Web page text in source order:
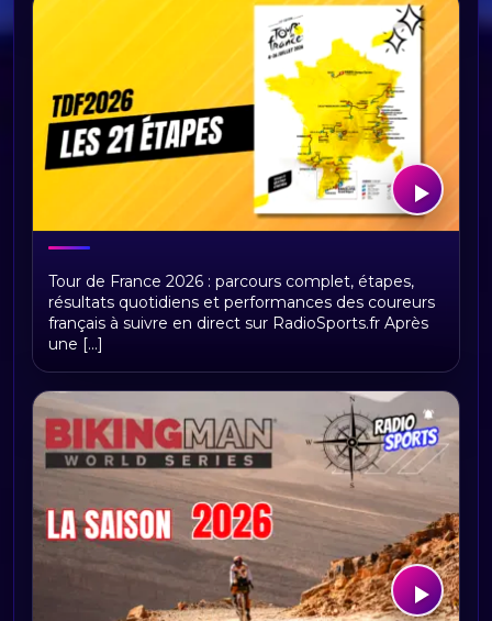
Tour de France 2026 : présentation,
étapes et replays Radio Sports
Tour de France 2026 : parcours complet, étapes,
résultats quotidiens et performances des coureurs
français à suivre en direct sur RadioSports.fr Après
une [...]